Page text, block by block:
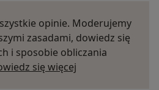
opinie. Moderujemy
zasadami, dowiedz się
i sposobie obliczania
się więcej